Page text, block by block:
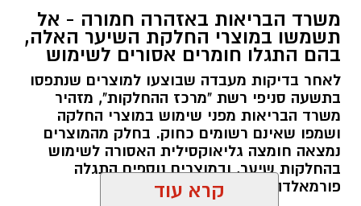
מקצועי, לפתח תוכניות חינוכיות, ליצור אירועי תוכן
ופרויקטים ייחודיים ולעבוד מול קהלים מגוונים, תוך
חיבור בין עולם התרבות, החינוך והקהילה.
בין דרישות התפקיד:
תואר אקדמי המוכר על ידי המועצה להשכלה
גבוהה.
ניסיון בפיתוח הדרכה ועמידה מול קהל.
משרד הבריאות באזהרה חמורה - אל
תשמשו במוצרי החלקת השיער האלה,
בהם התגלו חומרים אסורים לשימוש
לאחר בדיקות מעבדה שבוצעו למוצרים שנתפסו
בתשעה סניפי רשת "מרכז ההחלקות", מזהיר
משרד הבריאות מפני שימוש במוצרי החלקה
ושמפו שאינם רשומים כחוק. בחלק מהמוצרים
נמצאה חומצה גליאוקסילית האסורה לשימוש
בהחלקות שיער, ובמוצרים נוספים התגלה
פורמאלדהיד - חומר המוגדר כמסרטן
קרא עוד